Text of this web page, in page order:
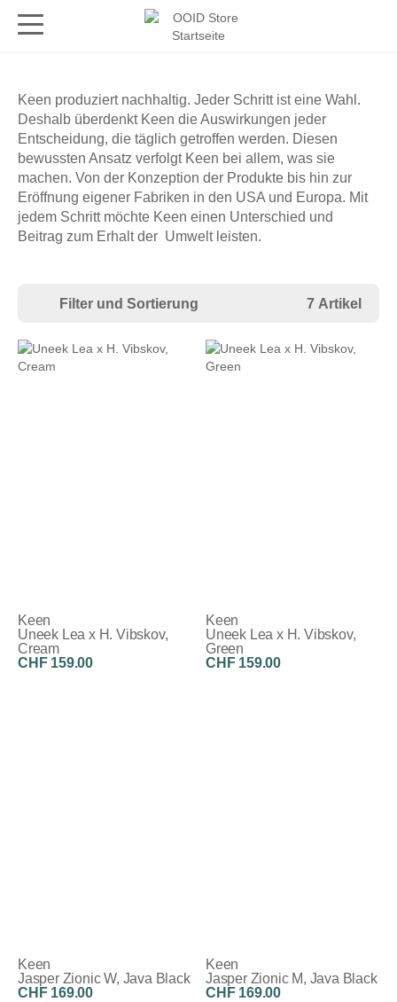
Keen produziert nachhaltig. Jeder Schritt ist eine Wahl.
Deshalb überdenkt Keen die Auswirkungen jeder
Entscheidung, die täglich getroffen werden. Diesen
bewussten Ansatz verfolgt Keen bei allem, was sie
machen. Von der Konzeption der Produkte bis hin zur
Eröffnung eigener Fabriken in den USA und Europa. Mit
jedem Schritt möchte Keen einen Unterschied und
Beitrag zum Erhalt der Umwelt leisten.
Filter und Sortierung 7 Artikel
Keen
Uneek Lea x H. Vibskov,
Cream
CHF 159.00
Keen
Uneek Lea x H. Vibskov,
Green
CHF 159.00
Keen
Jasper Zionic W, Java Black
CHF 169.00
Keen
Jasper Zionic M, Java Black
CHF 169.00